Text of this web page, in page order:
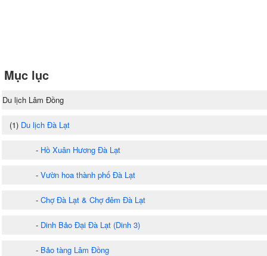
Mục lục
Du lịch Lâm Đồng
(1) Du lịch Đà Lạt
- Hồ Xuân Hương Đà Lạt
- Vườn hoa thành phố Đà Lạt
- Chợ Đà Lạt & Chợ đêm Đà Lạt
- Dinh Bảo Đại Đà Lạt (Dinh 3)
- Bảo tàng Lâm Đồng